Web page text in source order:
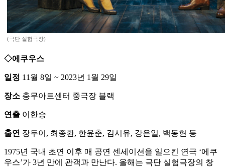
(극단 실험극장)
◇에쿠우스
일정 11월 8일 ~ 2023년 1월 29일
장소 충무아트센터 중극장 블랙
연출 이한승
출연 장두이, 최종환, 한윤춘, 김시유, 강은일, 백동현 등
1975년 국내 초연 이후 매 공연 센세이션을 일으킨 연극 ‘에쿠
우스’가 3년 만에 관객과 만난다. 올해는 극단 실험극장의 창